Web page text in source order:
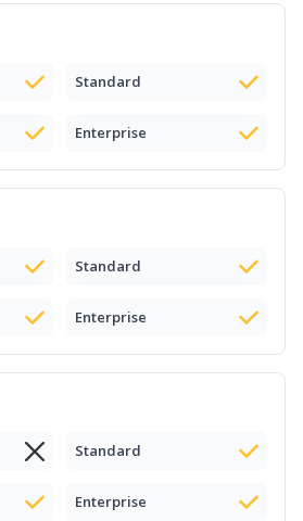
Standard
Enterprise
Standard
Enterprise
Standard
Enterprise